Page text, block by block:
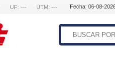
UF: --- UTM: --- Fecha: 06-08-